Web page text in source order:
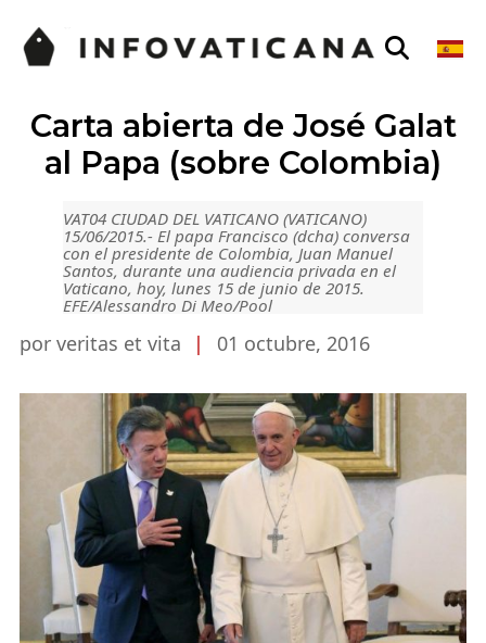
Carta abierta de José Galat
al Papa (sobre Colombia)
VAT04 CIUDAD DEL VATICANO (VATICANO)
15/06/2015.- El papa Francisco (dcha) conversa
con el presidente de Colombia, Juan Manuel
Santos, durante una audiencia privada en el
Vaticano, hoy, lunes 15 de junio de 2015.
EFE/Alessandro Di Meo/Pool
por veritas et vita | 01 octubre, 2016